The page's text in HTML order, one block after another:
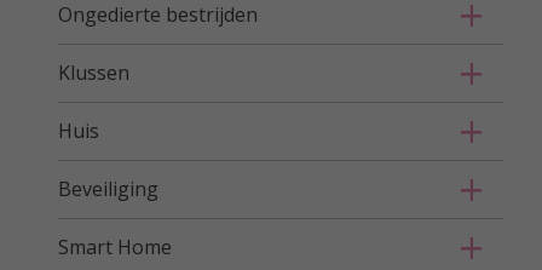
Ongedierte bestrijden
Klussen
Huis
Beveiliging
Smart Home